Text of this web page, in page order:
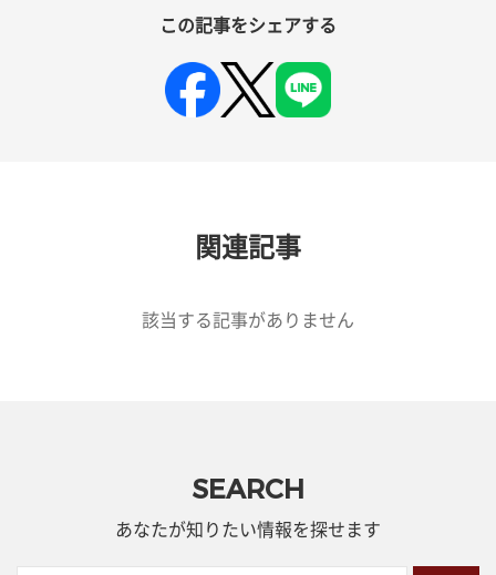
この記事をシェアする
関連記事
該当する記事がありません
SEARCH
あなたが知りたい情報を探せます